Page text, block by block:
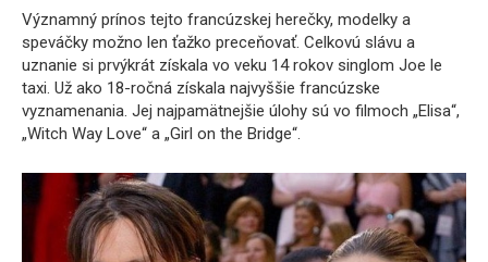
Významný prínos tejto francúzskej herečky, modelky a
speváčky možno len ťažko preceňovať. Celkovú slávu a
uznanie si prvýkrát získala vo veku 14 rokov singlom Joe le
taxi. Už ako 18-ročná získala najvyššie francúzske
vyznamenania. Jej najpamätnejšie úlohy sú vo filmoch „Elisa“,
„Witch Way Love“ a „Girl on the Bridge“.